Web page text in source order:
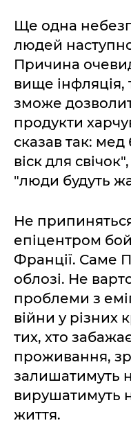
Ще одна
людей
Причина
вище інфляція,
зможе
продукти
сказав так:
віск для
"люди будуть
Не
епіцентром
Франції. Саме
облозі. Не
проблеми з
війни у різних
тих, хто
проживання,
залишатимуть
вирушатимуть
життя.